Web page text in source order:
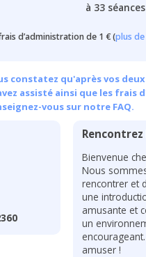
à 33 séances
d’administration de 1 € (plus
qu'après vos
assisté ainsi que les frais
vous sur notre FAQ.
Bienvenue
Nous
rencontrer et
une
amusante et
un
amuser !